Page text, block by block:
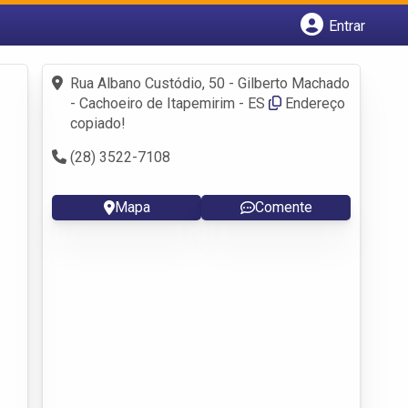
Entrar
Fazer login
Criar conta
Rua Albano Custódio, 50 - Gilberto Machado
- Cachoeiro de Itapemirim - ES
Endereço
copiado!
(28) 3522-7108
Mapa Comente